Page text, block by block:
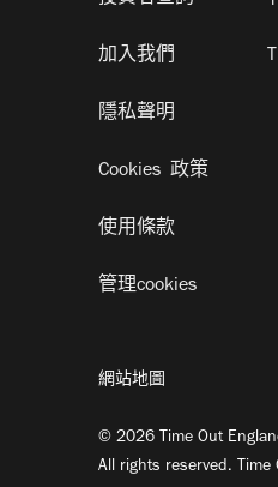
加入我們
隱私聲明
Cookies 政策
使用條款
管理cookies
網站地圖
© 2026 Time Out
All rights reserved. Time